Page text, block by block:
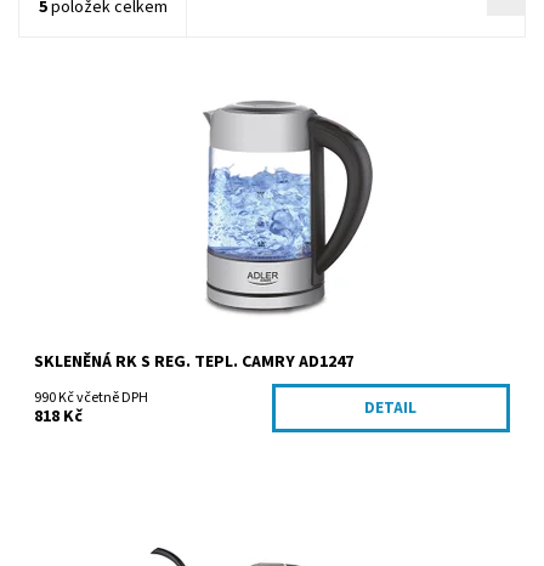
5položek celkem
Skladem
ADLER Sp. z o.o.
SKLENĚNÁ RK S REG. TEPL. CAMRY AD1247
990 Kč včetně DPH
818 Kč DETAIL